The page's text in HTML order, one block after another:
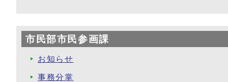
市民部市民参画課
お知らせ
事務分掌